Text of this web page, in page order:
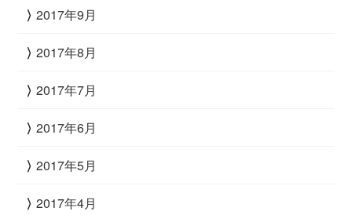
2017年9月
2017年8月
2017年7月
2017年6月
2017年5月
2017年4月